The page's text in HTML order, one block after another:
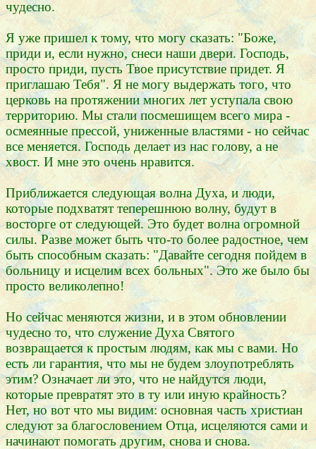
чудесно.
Я уже пришел к тому, что могу сказать: "Боже,
приди и, если нужно, снеси наши двери. Господь,
просто приди, пусть Твое присутствие придет. Я
приглашаю Тебя". Я не могу выдержать того, что
церковь на протяжении многих лет уступала свою
территорию. Мы стали посмешищем всего мира -
осмеянные прессой, униженные властями - но сейчас
все меняется. Господь делает из нас голову, а не
хвост. И мне это очень нравится.
Приближается следующая волна Духа, и люди,
которые подхватят теперешнюю волну, будут в
восторге от следующей. Это будет волна огромной
силы. Разве может быть что-то более радостное, чем
быть способным сказать: "Давайте сегодня пойдем в
больницу и исцелим всех больных". Это же было бы
просто великолепно!
Но сейчас меняются жизни, и в этом обновлении
чудесно то, что служение Духа Святого
возвращается к простым людям, как мы с вами. Но
есть ли гарантия, что мы не будем злоупотреблять
этим? Означает ли это, что не найдутся люди,
которые превратят это в ту или иную крайность?
Нет, но вот что мы видим: основная часть христиан
следуют за благословением Отца, исцеляются сами и
начинают помогать другим, снова и снова.